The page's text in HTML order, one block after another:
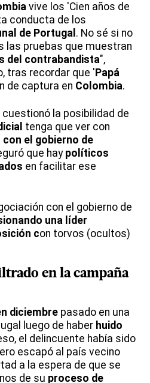
vive los 'Cien años de
conducta de los
de Portugal . No sé si no
las pruebas que muestran
del contrabandista",
tras recordar que ' Papá
de captura en Colombia.
la posibilidad de
tenga que ver con
con el gobierno de
que hay políticos
en facilitar ese
con el gobierno de
una líder
con torvos (ocultos)
en la campaña
diciembre pasado en una
luego de haber huido
el delincuente había sido
escapó al país vecino
a la espera de que se
de su proceso de